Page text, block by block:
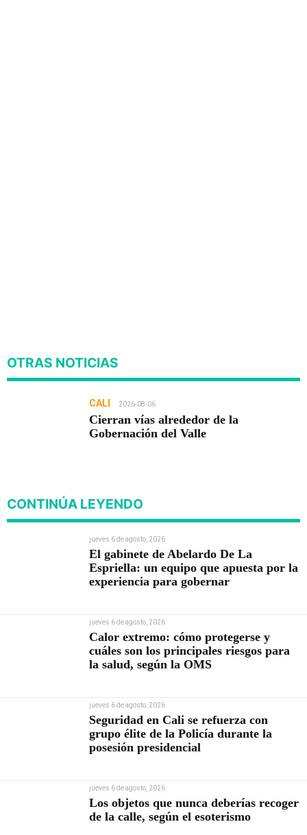
OTRAS NOTICIAS
CALI 2026-08-06
Cierran vías alrededor de la
Gobernación del Valle
CONTINÚA LEYENDO
jueves 6 de agosto, 2026
El gabinete de Abelardo De La
Espriella: un equipo que apuesta por la
experiencia para gobernar
jueves 6 de agosto, 2026
Calor extremo: cómo protegerse y
cuáles son los principales riesgos para
la salud, según la OMS
jueves 6 de agosto, 2026
Seguridad en Cali se refuerza con
grupo élite de la Policía durante la
posesión presidencial
jueves 6 de agosto, 2026
Los objetos que nunca deberías recoger
de la calle, según el esoterismo